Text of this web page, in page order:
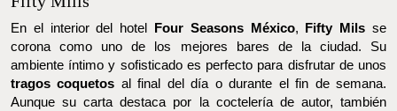
En el interior del hotel
corona como uno de los mejores bares de la ciudad. Su ambiente
íntimo y sofisticado es perfecto para disfrutar de unostragos
coquetos al final del día o durante el fin de semana. Aunque su
carta destaca por la coctelería de autor, también sobresalen los
clásicos, como la Margarita, quese apega fielmente a la receta